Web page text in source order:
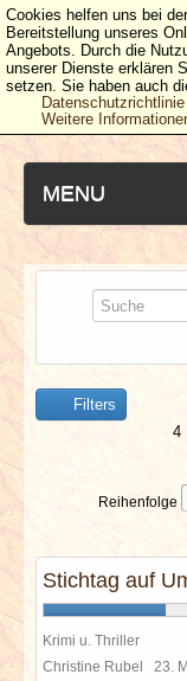
MENU
NEUESTE
NEWS &
BERICHTE
SPECIALS
REDAKTION
Filters
4
Reihenfolge
Stichtag auf
Krimi u. Thriller
Christine Rubel 23.
Cookies helfen uns bei der
Bereitstellung unseres
Angebots. Durch die
unserer Dienste erklären
setzen. Sie haben auch
Weitere